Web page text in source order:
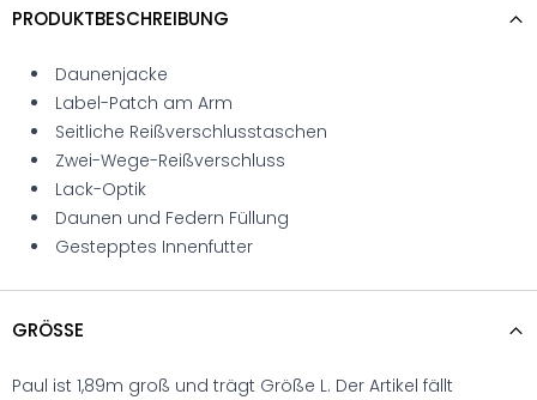
PRODUKTBESCHREIBUNG
Daunenjacke
Label-Patch am Arm
Seitliche Reißverschlusstaschen
Zwei-Wege-Reißverschluss
Lack-Optik
Daunen und Federn Füllung
Gestepptes Innenfutter
GRÖSSE
Paul ist 1,89m groß und trägt Größe L. Der Artikel fällt